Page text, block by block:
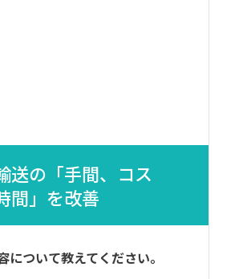
送の「手間、コス
間」を改善
について教えてください。